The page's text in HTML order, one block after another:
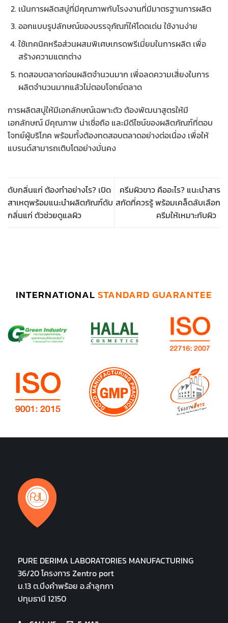
เน้นการผลิตสบู่ที่มีคุณภาพกับโรงงานที่มีมาตรฐานการผลิต
ออกแบบรูปลักษณ์ของบรรจุภัณฑ์ให้โดดเด่น ใช้งานง่าย
ใช้เทคนิคหรือส่วนผสมพิเศษเกรดพรีเมี่ยมในการผลิต เพื่อ
สร้างความแตกต่าง
ทดสอบตลาดก่อนผลิตจำนวนมาก เพื่อลดความเสี่ยงในการ
ผลิตจำนวนมากแล้วไม่ตอบโจทย์ตลาด
การผลิตสบู่ให้มีเอกลักษณ์เฉพาะตัว ต้องพัฒนาสูตรให้มี
เอกลักษณ์ มีคุณภาพ น่าเชื่อถือ และมีดีไซน์ของผลิตภัณฑ์ที่ตอบ
โจทย์ผู้บริโภค พร้อมทั้งต้องทดสอบตลาดอย่างต่อเนื่อง เพื่อให้
แบรนด์สามารถเติบโตอย่างมั่นคง
ดับกลิ่นแก่ ต้องทำอย่างไร? เปิด
สาเหตุพร้อมแนะนำผลิตภัณฑ์ดับ
กลิ่นแก่ ตัวช่วยดูแลผิว
ครีมผิวขาว คืออะไร? แนะนำสาร
สกัดที่ควรรู้ พร้อมเคล็ดลับเลือก
ครีมให้เหมาะกับผิว
INTERNATIONAL STANDARD GUARANTEE
PURE DERIMA LABORATORIES MANUFACTURING
36/20 โครงการ Zentro port
ม.13 ต.บึงคำพร้อย อ.ลำลูกกา
ปทุมธานี 12150